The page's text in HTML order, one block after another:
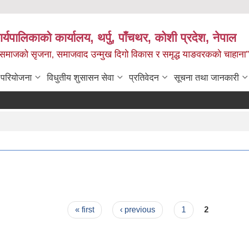
कार्यालय, थर्पु, पाँचथर, कोशी प्रदेश, नेपाल
सृजना, समाजवाद उन्मुख दिगो विकास र समृद्ध याङवरकको चाहाना”
विधुतीय शुसासन सेवा प्रतिवेदन सूचना तथा जानकारी
« first ‹ previous 1 2